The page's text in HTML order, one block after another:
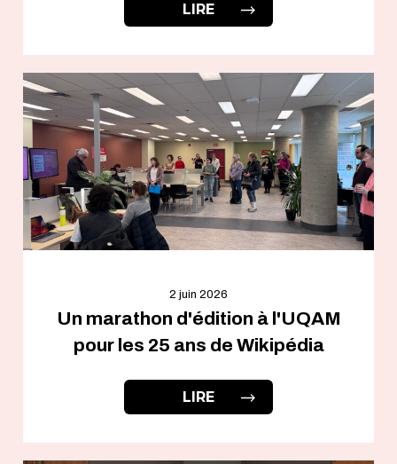
LIRE
2 juin 2026
Un marathon d'édition à l'UQAM
pour les 25 ans de Wikipédia
LIRE